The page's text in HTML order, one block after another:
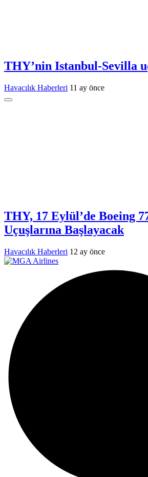
THY’nin Istanbul-Sevilla
Havacılık Haberleri 11 ay önce
THY, 17 Eylül’de Boeing
Uçuşlarına Başlayacak
Havacılık Haberleri 12 ay önce